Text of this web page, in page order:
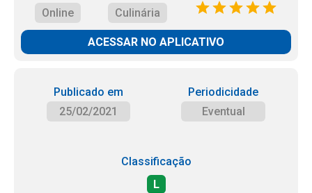
Online
Culinária
ACESSAR NO APLICATIVO
Publicado em
25/02/2021
Periodicidade
Eventual
Classificação
L